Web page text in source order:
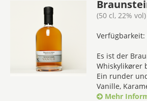
(50 cl, 22% vol)
Verfügbarkeit:
Es ist der
Whiskylikører
Ein runder
Vanille,
Mehr